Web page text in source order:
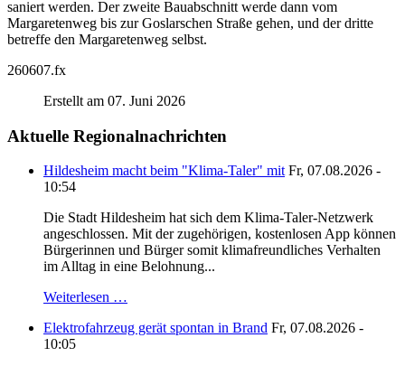
saniert werden. Der zweite Bauabschnitt werde dann vom
Margaretenweg bis zur Goslarschen Straße gehen, und der dritte
betreffe den Margaretenweg selbst.
260607.fx
Erstellt am 07. Juni 2026
Aktuelle Regionalnachrichten
Hildesheim macht beim "Klima-Taler" mit Fr, 07.08.2026 -
10:54
Die Stadt Hildesheim hat sich dem Klima-Taler-Netzwerk
angeschlossen. Mit der zugehörigen, kostenlosen App können
Bürgerinnen und Bürger somit klimafreundliches Verhalten
im Alltag in eine Belohnung...
Weiterlesen …
Elektrofahrzeug gerät spontan in Brand Fr, 07.08.2026 -
10:05